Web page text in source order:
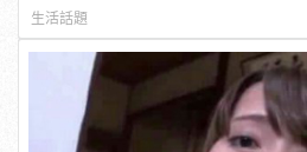
生活話題